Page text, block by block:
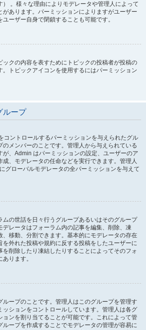
） 。様々な理由によりモデレータや管理人によって
があります。パーミッションによりますがユーザー
ーザー自身で閉鎖することも可能です。
ックの内容を表すためにトピックの投稿者が投稿の
。トピックアイコンを使用するにはパーミッション
ループ
コントロールするパーミッションを与えられたグル
のメンバーのことです。管理人から与えられている
が、Admin はパーミッションの設定、ユーザーのア
成、モデレータの任命などを実行できます。管理人
グローバルモデレータの全パーミッションを与えて
ムの世話を日々行うグループあるいはそのグループ
デレータはフォーラム内の記事を編集、削除、凍
、移動、分割できます。基本的にモデレータの存在
を外れた投稿や規約に反する投稿をしたユーザーに
削除したり凍結したりすることによってそのフォ
ります。
ループのことです。管理人はこのグループを管理す
ッションをコントロールしています。管理人は各グ
ョンを割り当てることが可能です。これによって管
ループを作成することでモデレータの管理が容易に